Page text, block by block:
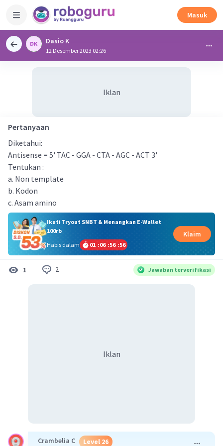
Masuk
Dasio K
12 Desember 2023 02:26
Iklan
Pertanyaan
Diketahui:
Antisense = 5' TAC - GGA - CTA - AGC - ACT 3'
Tentukan :
a. Non template
b. Kodon
c. Asam amino
Ikuti Tryout SNBT & Menangkan E-Wallet
100rb
Habis dalam
01 :06 :56 :56
Klaim
1 2 Jawaban terverifikasi
Iklan
Crambelia C Level 26